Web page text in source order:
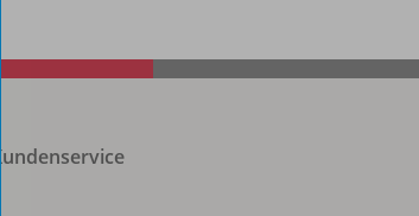
Kundenservice